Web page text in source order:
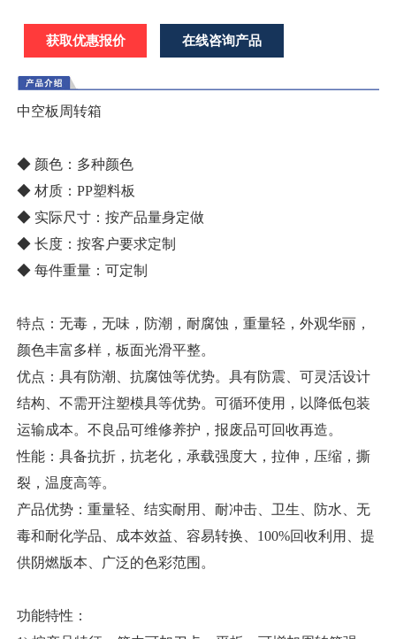
获取优惠报价 在线咨询产品
中空板周转箱
◆ 颜色：多种颜色
◆ 材质：PP塑料板
◆ 实际尺寸：按产品量身定做
◆ 长度：按客户要求定制
◆ 每件重量：可定制
特点：无毒，无味，防潮，耐腐蚀，重量轻，外观华丽，
颜色丰富多样，板面光滑平整。
优点：具有防潮、抗腐蚀等优势。具有防震、可灵活设计
结构、不需开注塑模具等优势。可循环使用，以降低包装
运输成本。不良品可维修养护，报废品可回收再造。
性能：具备抗折，抗老化，承载强度大，拉伸，压缩，撕
裂，温度高等。
产品优势：重量轻、结实耐用、耐冲击、卫生、防水、无
毒和耐化学品、成本效益、容易转换、100%回收利用、提
供阴燃版本、广泛的色彩范围。
功能特性：